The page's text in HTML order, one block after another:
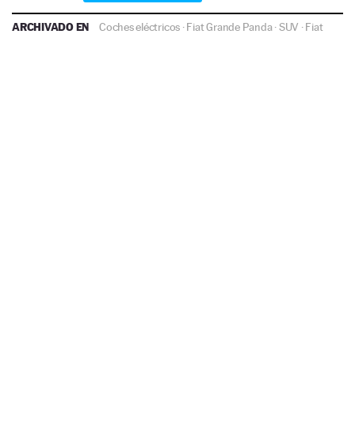
ARCHIVADO EN Coches eléctricos ·Fiat Grande Panda·SUV ·Fiat